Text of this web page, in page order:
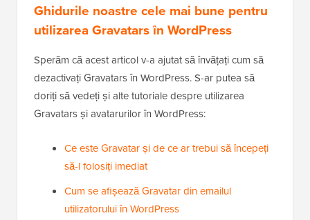
Ghidurile noastre cele mai bune pentru
utilizarea Gravatars în WordPress
Sperăm că acest articol v-a ajutat să învățați cum să
dezactivați Gravatars în WordPress. S-ar putea să
doriți să vedeți și alte tutoriale despre utilizarea
Gravatars și avatarurilor în WordPress:
Ce este Gravatar și de ce ar trebui să începeți
să-l folosiți imediat
Cum se afișează Gravatar din emailul
utilizatorului în WordPress